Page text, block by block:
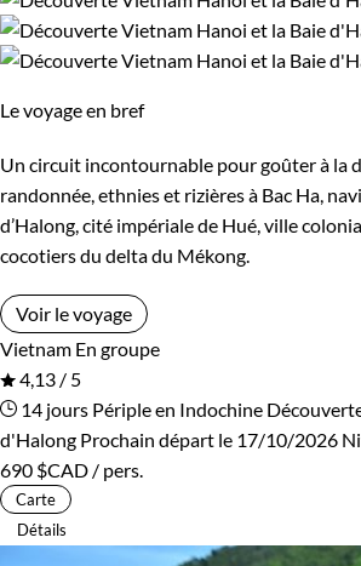
Supérieur Haut de gamme
Environnement
Forêts, collines, rivières et lacs
Patrimoine et Nature
Le voyage en bref
Un circuit incontournable pour goûter à la
randonnée, ethnies et rizières à Bac Ha,
d’Halong, cité impériale de Hué, ville
cocotiers du delta du Mékong.
Voir le voyage
Vietnam En groupe
4,13 / 5
14 jours Périple en Indochine
d'Halong Prochain départ le 17/10/2026
690 $CAD / pers.
Carte
Détails